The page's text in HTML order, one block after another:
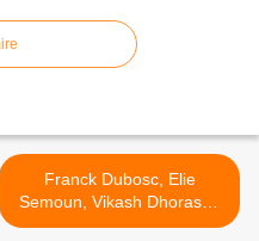
Franck Dubosc, Elie
Semoun, Vikash Dhorasoo
(...) invités de On n'est pas